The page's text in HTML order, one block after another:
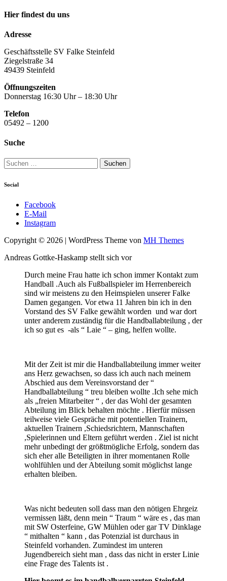
Hier findest du uns
Adresse
Geschäftsstelle SV Falke Steinfeld
Ziegelstraße 34
49439 Steinfeld
Öffnungszeiten
Donnerstag 16:30 Uhr – 18:30 Uhr
Telefon
05492 – 1200
Suche
Suchen
nach:
Social
Facebook
E-Mail
Instagram
Copyright © 2026 | WordPress Theme von MH Themes
Andreas Gottke-Haskamp stellt sich vor
Durch meine Frau hatte ich schon immer Kontakt zum
Handball .Auch als Fußballspieler im Herrenbereich
sind wir meistens zu den Heimspielen unserer Falke
Damen gegangen. Vor etwa 11 Jahren bin ich in den
Vorstand des SV Falke gewählt worden und war dort
unter anderem zuständig für die Handballabteilung , der
ich so gut es -als “ Laie “ – ging, helfen wollte.
Mit der Zeit ist mir die Handballabteilung immer weiter
ans Herz gewachsen, so dass ich auch nach meinem
Abschied aus dem Vereinsvorstand der “
Handballabteilung “ treu bleiben wollte .Ich sehe mich
als „freien Mitarbeiter “ , der das Wohl der gesamten
Abteilung im Blick behalten möchte . Hierfür müssen
teilweise viele Gespräche mit potentiellen Trainern,
aktuellen Trainern ,Schiedsrichtern, Mannschaften
,Spielerinnen und Eltern geführt werden . Ziel ist nicht
mehr unbedingt der größtmögliche Erfolg, sondern das
sich eher alle Beteiligten in ihrer momentanen Rolle
wohlfühlen und der Abteilung somit möglichst lange
erhalten bleiben.
Was nicht bedeuten soll dass man den nötigen Ehrgeiz
vermissen läßt, denn mein “ Traum “ wäre es , das man
mit SW Osterfeine, GW Mühlen oder gar TV Dinklage
“ mithalten “ kann , das Potenzial ist durchaus in
Steinfeld vorhanden. Zumindest im unteren
Jugendbereich sieht man , dass das nicht in erster Linie
eine Frage des Talents ist .